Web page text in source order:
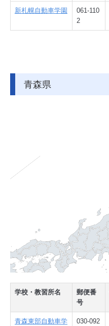
新札幌自動車学園
061-110
2
青森県
学校・教習所名
郵便番
号
青森東部自動車学
030-092